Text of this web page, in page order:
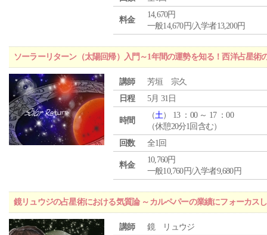
料金
14,670円
一般14,670円/入学者13,200円
ソーラーリターン（太陽回帰）入門～1年間の運勢を知る！西洋占星術
講師
芳垣 宗久
日程
5月 31日
時間
（土） 13 ：00 ～ 17 ：00
（休憩20分1回含む）
回数
全1回
料金
10,760円
一般10,760円/入学者9,680円
鏡リュウジの占星術における気質論 ～カルペパーの業績にフォーカス
講師
鏡 リュウジ